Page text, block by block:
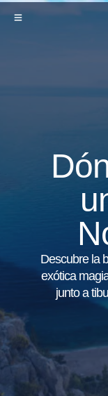
Descubre la
exótica
junto a